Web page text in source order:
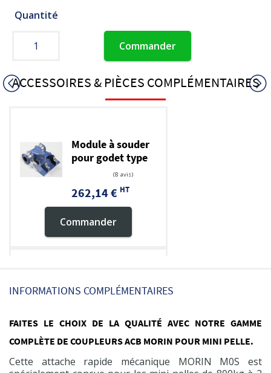
Quantité
Commander
ACCESSOIRES & PIÈCES COMPLÉMENTAIRES
Module à souder
pour godet type
MORIN M0 (0,8t à
262,14 € HT
Commander
Module pour
platine à
M0
744,60 € HT
Exclusivité web !
Commander
INFORMATIONS COMPLÉMENTAIRES
FAITES LE CHOIX DE LA QUALITÉ AVEC NOTRE GAMME
COMPLÈTE DE COUPLEURS ACB MORIN POUR MINI PELLE.
Cette attache rapide mécanique MORIN M0S est